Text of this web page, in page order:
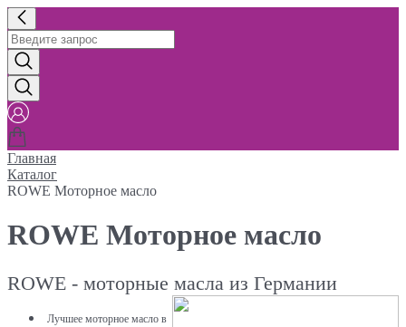
Главная
Каталог
ROWE Моторное масло
ROWE Моторное масло
ROWE - моторные масла из Германии
Лучшее моторное масло в